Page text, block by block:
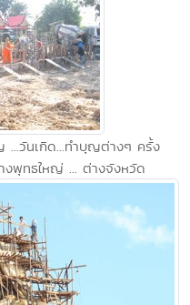
วันเกิด...ทำบุญต่างๆ ครั้ง
งพุทธใหญ่ ... ต่างจังหวัด